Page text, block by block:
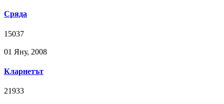
Сряда
15037
01 Яну, 2008
Кларнетът
21933